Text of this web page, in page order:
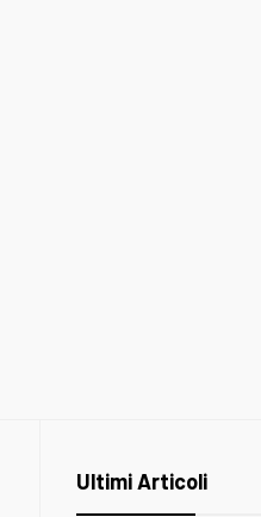
Ultimi Articoli